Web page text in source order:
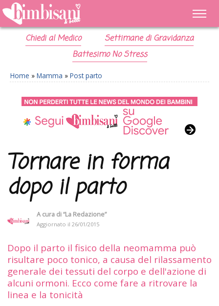
Chiedi al Medico
Settimane di Gravidanza
Battesimo No Stress
Home » Mamma » Post parto
Tornare in forma
dopo il parto
A cura di“La Redazione”
Aggiornato il 26/01/2015
Dopo il parto il fisico della neomamma può
risultare poco tonico, a causa del rilassamento
generale dei tessuti del corpo e dell'azione di
alcuni ormoni. Ecco come fare a ritrovare la
linea e la tonicità